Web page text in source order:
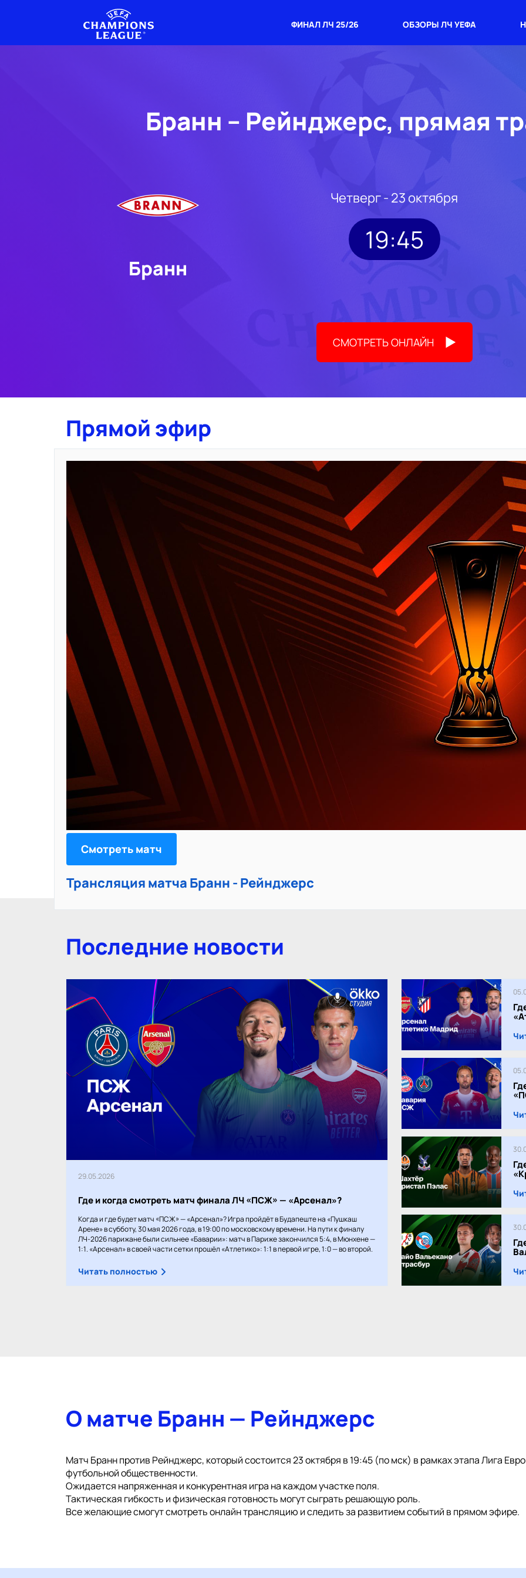
ФИНАЛ ЛЧ 25/26 ОБЗОРЫ ЛЧ УЕФА
Бранн – Рейнджерс, прямая
Бранн
Четверг - 23 октября
19:45
СМОТРЕТЬ ОНЛАЙН
Прямой эфир
Смотреть матч
Трансляция матча Бранн - Рейнджерс
Последние новости
29.05.2026
Где и когда смотреть матч финала ЛЧ «ПСЖ» — «Арсенал»?
Когда и где будет матч «ПСЖ» — «Арсенал»? Игра пройдёт в Будапеште на «Пушкаш
Арене» в субботу, 30 мая 2026 года, в 19:00 по московскому времени. На пути к финалу
ЛЧ-2026 парижане были сильнее «Баварии»: матч в Париже закончился 5:4, в Мюнхене —
1:1. «Арсенал» в своей части сетки прошёл «Атлетико»: 1:1 в первой игре, 1:0 — во второй.
Читать полностью
О матче Бранн — Рейнджерс
Матч Бранн против Рейнджерс, который состоится 23 октября в 19:45 (по мск) в рамках этапа Лига
футбольной общественности.
Ожидается напряженная и конкурентная игра на каждом участке поля.
Тактическая гибкость и физическая готовность могут сыграть решающую роль.
Все желающие смогут смотреть онлайн трансляцию и следить за развитием событий в прямом эфире.